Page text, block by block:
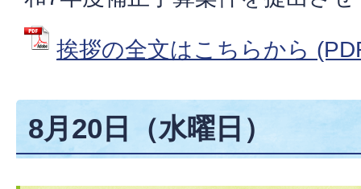
挨拶の全文はこちらから
8月20日（水曜日）